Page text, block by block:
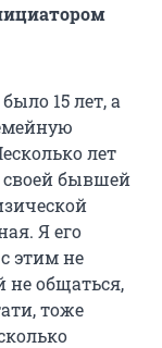
15 лет, а
лет
своей бывшей
Я его
этим не
не общаться,
тоже